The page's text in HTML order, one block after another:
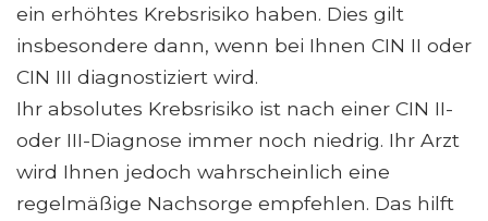
ein erhöhtes Krebsrisiko haben. Dies gilt
insbesondere dann, wenn bei Ihnen CIN II oder
CIN III diagnostiziert wird.
Ihr absolutes Krebsrisiko ist nach einer CIN II-
oder III-Diagnose immer noch niedrig. Ihr Arzt
wird Ihnen jedoch wahrscheinlich eine
regelmäßige Nachsorge empfehlen. Das hilft